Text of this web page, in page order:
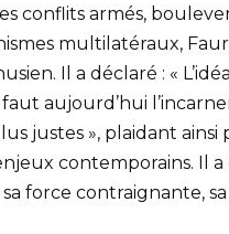
conflits armés,
multilatéraux,
Il a déclaré : «
aujourd’hui
justes », plaidant ainsi
contemporains. Il
force contraignante,